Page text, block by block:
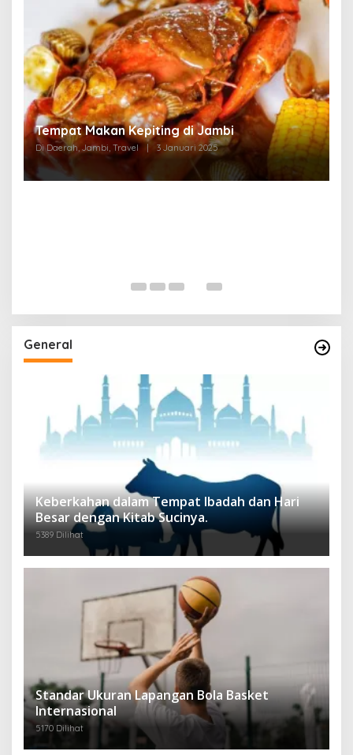
Tempat Makan di Thehok Jambi
Di Daerah, Jambi, Travel 3 Januari 2025
General
Keberkahan dalam Tempat Ibadah dan Hari
Besar dengan Kitab Sucinya.
5389 Dilihat
Standar Ukuran Lapangan Bola Basket
Internasional
5170 Dilihat